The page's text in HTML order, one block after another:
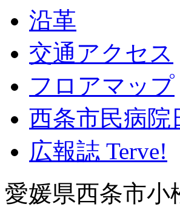
沿革
交通アクセス
フロアマップ
西条市民病院
広報誌 Terve!
愛媛県西条市